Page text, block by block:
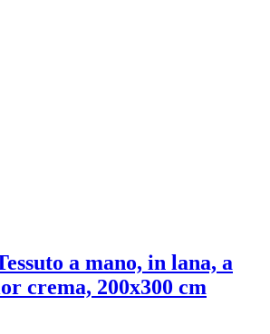
a mano, in lana, a
crema, 200x300 cm